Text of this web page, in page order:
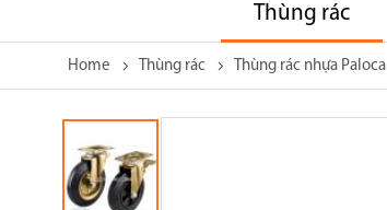
Thùng rác
Home Thùng rác Thùng rác nhựa Paloca
the
end